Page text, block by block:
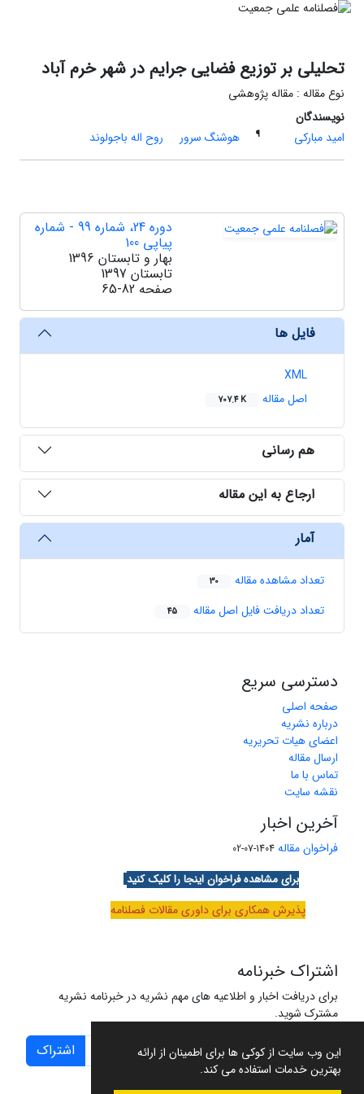
این وب سایت از کوکی ها برای اطمینان از ارائه
بهترین خدمات استفاده می کند.
تحلیلی بر توزیع فضایی جرایم در شهر خرم آباد
نوع مقاله : مقاله پژوهشی
نویسندگان
امید مبارکی
¶ هوشنگ سرور روح اله باجولوند
دوره 24، شماره 99 - شماره
پیاپی 100
بهار و تابستان 1396
تابستان 1397
صفحه 65-82
فایل ها
XML
اصل مقاله
707.4 K
هم رسانی
ارجاع به این مقاله
آمار
تعداد مشاهده مقاله 30
تعداد دریافت فایل اصل مقاله 45
دسترسی سریع
صفحه اصلی
درباره نشریه
اعضای هیات تحریریه
ارسال مقاله
تماس با ما
نقشه سایت
آخرین اخبار
فراخوان مقاله 1404-07-02
برای مشاهده فراخوان اینجا را کلیک کنید
پذیرش همکاری برای داوری مقالات فصلنامه
اشتراک خبرنامه
برای دریافت اخبار و اطلاعیه های مهم نشریه در خبرنامه نشریه
مشترک شوید.
اشتراک